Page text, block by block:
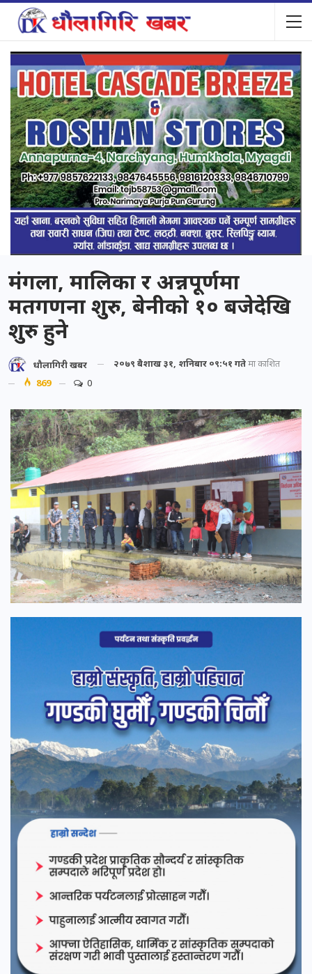
मंगला, मालिका र अन्नपूर्णमा
मतगणना शुरु, बेनीको १० बजेदेखि
शुरु हुने
धौलागिरी खबर २०७९ बैशाख ३१, शनिबार ०९:५१ गतेमा प्रकाशित
869
0